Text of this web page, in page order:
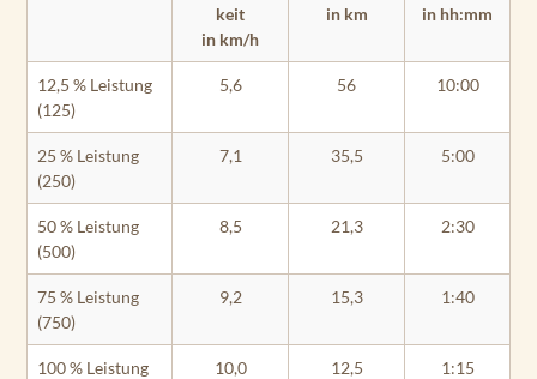
keit
in km/h
in km
in hh:mm
12,5 % Leistung
(125)
5,6 56 10:00
25 % Leistung
(250)
7,1 35,5 5:00
50 % Leistung
(500)
8,5 21,3 2:30
75 % Leistung
(750)
9,2 15,3 1:40
100 % Leistung
10,0 12,5 1:15